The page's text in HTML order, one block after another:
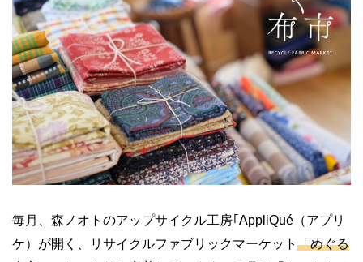
毎月、森ノオトのアップサイクル工房｢ AppliQué （アプリ
ケ）が開く、リサイクルファブリックマーケット 「めぐる